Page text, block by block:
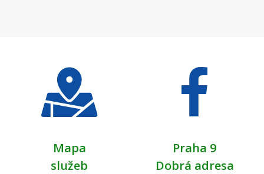
Mapa
služeb
Praha 9
Dobrá adresa